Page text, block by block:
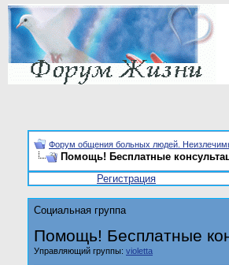
Форум общения больных людей.
Помощь! Бесплатные
Регистрация
Социальная группа
Помощь! Бесплатные
Управляющий группы: violetta